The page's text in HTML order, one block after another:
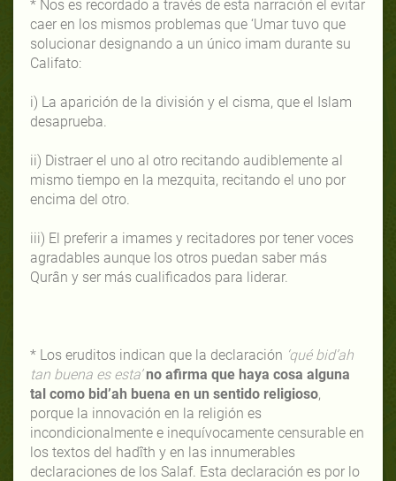
* Nos es recordado a través de esta narración el evitar
caer en los mismos problemas que ‘Umar tuvo que
solucionar designando a un único imam durante su
Califato:
i) La aparición de la división y el cisma, que el Islam
desaprueba.
ii) Distraer el uno al otro recitando audiblemente al
mismo tiempo en la mezquita, recitando el uno por
encima del otro.
iii) El preferir a imames y recitadores por tener voces
agradables aunque los otros puedan saber más
Qurân y ser más cualificados para liderar.
* Los eruditos indican que la declaración ‘qué bid’ah
tan buena es esta’ no afirma que haya cosa alguna
tal como bid’ah buena en un sentido religioso,
porque la innovación en la religión es
incondicionalmente e inequívocamente censurable en
los textos del hadîth y en las innumerables
declaraciones de los Salaf. Esta declaración es por lo